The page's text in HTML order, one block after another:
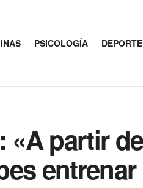
PSICOLOGÍA DEPORTE
«A partir
entrenar